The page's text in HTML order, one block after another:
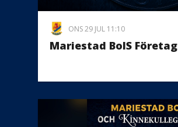
ONS 29 JUL 11:10
Mariestad BoIS